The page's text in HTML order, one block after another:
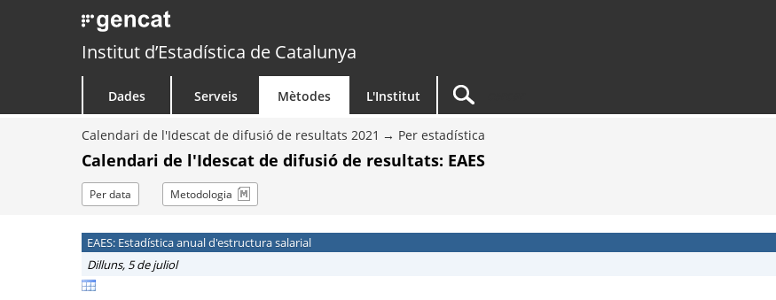
Institut d’Estadística de Catalunya
Dades Serveis Mètodes L'Institut
Calendari de l'Idescat de difusió de resultats 2021 Per estadística
Calendari de l'Idescat de difusió de resultats: EAES
Per data Metodologia
EAES: Estadística anual d'estructura salarial
Dilluns, 5 de juliol